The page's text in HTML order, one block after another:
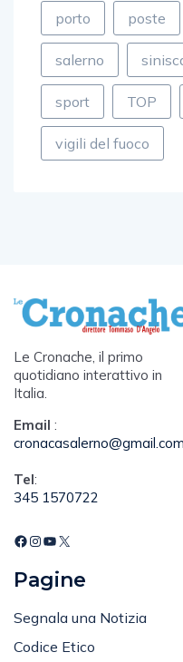
porto poste
salerno
sport TOP
vigili del fuoco
Le Cronache, il primo
quotidiano interattivo in
Italia.
Email :
cronacasalerno@gmail.com
Tel:
345 1570722
Pagine
Segnala una Notizia
Codice Etico